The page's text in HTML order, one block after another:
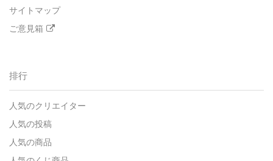
サイトマップ
ご意見箱
排行
人気のクリエイター
人気の投稿
人気の商品